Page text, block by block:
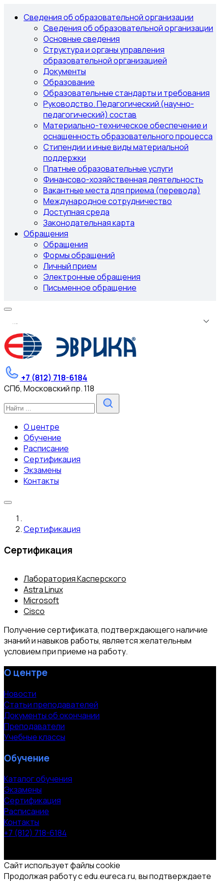
Сведения об образовательной организации
Сведения об образовательной организации
Основные сведения
Структура и органы управления
образовательной организацией
Документы
Образование
Образовательные стандарты и требования
Руководство. Педагогический (научно-
педагогический) состав
Материально-техническое обеспечение и
оснащенность образовательного процесса
Стипендии и иные виды материальной
поддержки
Платные образовательные услуги
Финансово-хозяйственная деятельность
Вакантные места для приема (перевода)
Международное сотрудничество
Доступная среда
Законодательная карта
Обращения
Обращения
Формы обращений
Личный прием
Электронные обращения
Письменное обращение
...
+7 (812) 718-6184
СПб, Московский пр. 118
О центре
Обучение
Расписание
Сертификация
Экзамены
Контакты
Сертификация
Сертификация
Лаборатория Касперского
Astra Linux
Microsoft
Cisco
Получение сертификата, подтверждающего наличие
знаний и навыков работы, является желательным
условием при приеме на работу.
О центре
Новости
Статьи преподавателей
Документы об окончании
Преподаватели
Учебные классы
Обучение
Каталог обучения
Экзамены
Сертификация
Расписание
Контакты
+7 (812) 718-6184
Сайт использует файлы cookie
Продолжая работу с edu.eureca.ru, вы подтверждаете